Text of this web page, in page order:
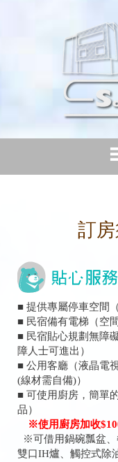
訂
■ 提供專屬停車空間
■ 民宿備有電梯（空
■ 民宿貼心規劃無障
障人士可進出）
■ 公用客廳（液晶電
(線材需自備)）
■ 可使用廚房，簡單
品）
※使用廚房加收
※可借用鍋碗瓢盆、
雙口IH爐、觸控式除